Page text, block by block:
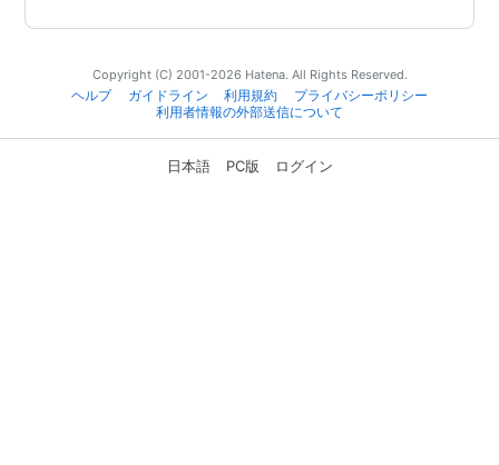
Copyright (C) 2001-2026 Hatena. All Rights Reserved.
ヘルプ
ガイドライン 利用規約
プライバシーポリシー
利用者情報の外部送信について
日本語 PC版 ログイン